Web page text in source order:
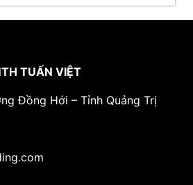
TUẤN VIỆT
Đồng Hới – Tỉnh Quảng Trị